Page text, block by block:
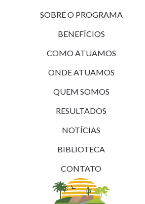
SOBRE O PROGRAMA
BENEFÍCIOS
COMO ATUAMOS
ONDE ATUAMOS
QUEM SOMOS
RESULTADOS
NOTÍCIAS
BIBLIOTECA
CONTATO
Dia:25
Agricultura
nas florestas